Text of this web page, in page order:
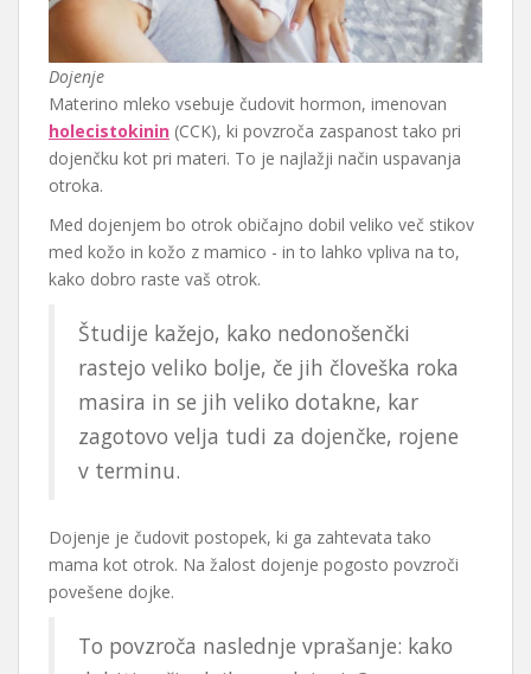
Dojenje
Materino mleko vsebuje čudovit hormon, imenovan
holecistokinin (CCK), ki povzroča zaspanost tako pri
dojenčku kot pri materi. To je najlažji način uspavanja
otroka.
Med dojenjem bo otrok običajno dobil veliko več stikov
med kožo in kožo z mamico - in to lahko vpliva na to,
kako dobro raste vaš otrok.
Študije kažejo, kako nedonošenčki
rastejo veliko bolje, če jih človeška roka
masira in se jih veliko dotakne, kar
zagotovo velja tudi za dojenčke, rojene
v terminu.
Dojenje je čudovit postopek, ki ga zahtevata tako
mama kot otrok. Na žalost dojenje pogosto povzroči
povešene dojke.
To povzroča naslednje vprašanje: kako